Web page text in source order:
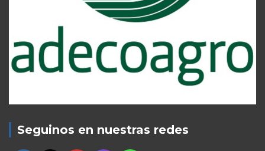
Seguinos en nuestras redes